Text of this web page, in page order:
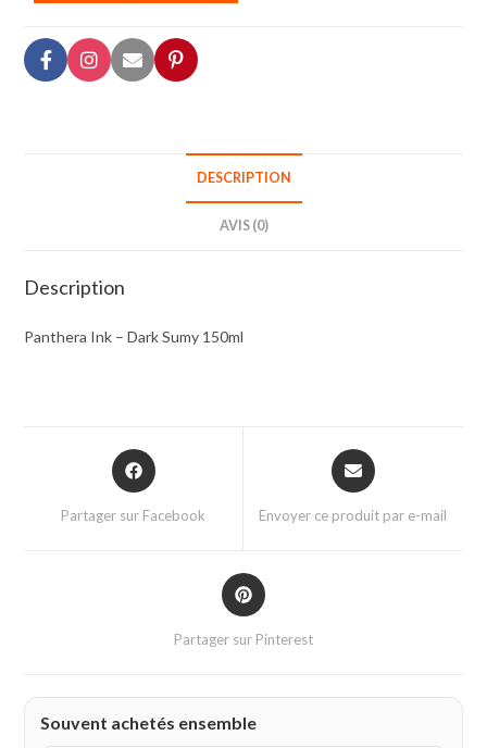
DESCRIPTION
AVIS (0)
Description
Panthera Ink – Dark Sumy 150ml
Partager sur Facebook Envoyer ce produit par e-mail
Partager sur Pinterest
Souvent achetés ensemble